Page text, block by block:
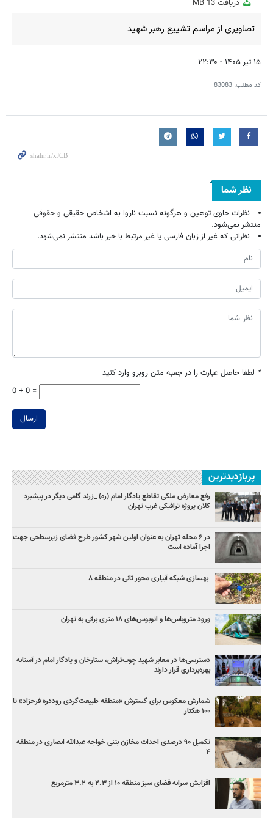
fullscreen
دریافت 13 MB
تصاویری از مراسم تشییع رهبر شهید
۱۵ تیر ۱۴۰۵ - ۲۲:۳۰
کد مطلب: 83083
نظر شما
نظرات حاوی توهین و هرگونه نسبت ناروا به اشخاص حقیقی و حقوقی
منتشر نمی‌شود.
نظراتی که غیر از زبان فارسی یا غیر مرتبط با خبر باشد منتشر نمی‌شود.
* لطفا حاصل عبارت را در جعبه متن روبرو وارد کنید
0 + 0 =
ارسال
پربازدیدترین
رفع معارض ملکی تقاطع یادگار امام (ره) _زرند گامی دیگر در پیشبرد
کلان پروژه‌ ترافیکی غرب تهران
در ۶ محله تهران به عنوان اولین شهر کشور طرح فضای زیرسطحی جهت
اجرا آماده است
بهسازی شبکه آبیاری محور ثانی در منطقه ۸
ورود متروباس‌ها و اتوبوس‌های ۱۸ متری برقی به تهران
دسترسی‌ها در معابر شهید چوب‌تراش، ستارخان و یادگار امام در آستانه
بهره‌برداری قرار دارند
شمارش معکوس برای گسترش «منطقه طبیعت‌گردی روددره فرحزاد» تا
۱۰۰ هکتار
تکمیل ۹۰ درصدی احداث مخازن بتنی خواجه عبدالله انصاری در منطقه
۴
افزایش سرانه فضای سبز منطقه ۱۰ از ۲.۳ به ۳.۲ مترمربع